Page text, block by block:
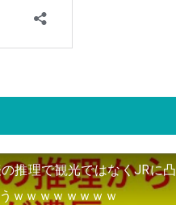
推理で観光ではなくJRに凸
ｗｗｗｗｗｗｗｗ